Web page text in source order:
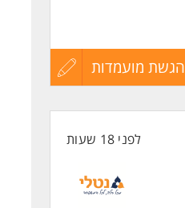
הגשת מועמדות
עדכון
לפני 18 שעות